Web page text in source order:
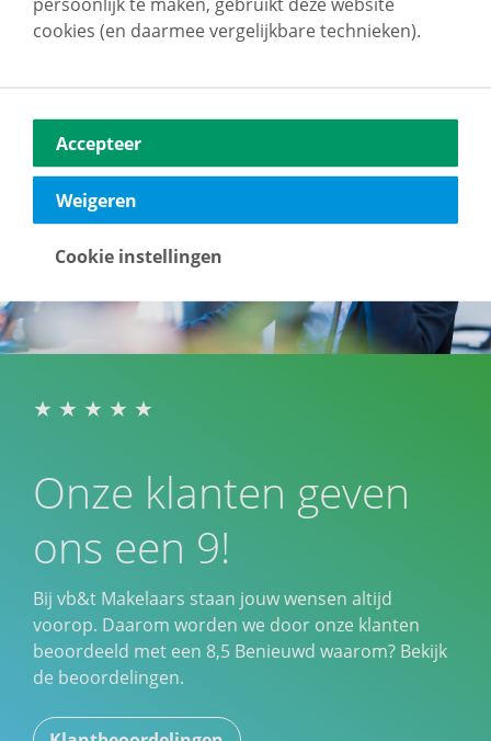
Onze klanten geven
ons een 9!
Bij vb&t Makelaars staan jouw wensen altijd
voorop. Daarom worden we door onze klanten
beoordeeld met een 8,5 Benieuwd waarom? Bekijk
de beoordelingen.
cookies (en daarmee vergelijkbare technieken).
Accepteer
Weigeren
Cookie instellingen